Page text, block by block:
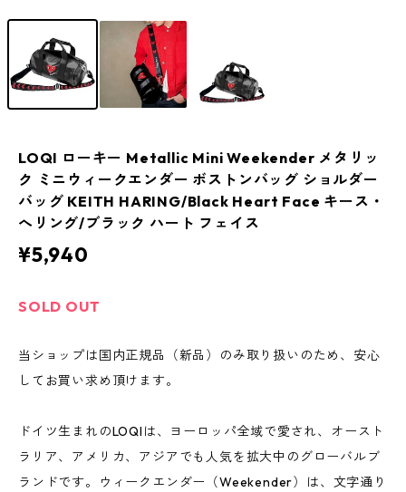
LOQI ローキー Metallic Mini Weekender メタリッ
ク ミニウィークエンダー ボストンバッグ ショルダー
バッグ KEITH HARING/Black Heart Face キース・
へリング/ブラック ハート フェイス
¥5,940
SOLD OUT
当ショップは国内正規品（新品）のみ取り扱いのため、安心
してお買い求め頂けます。
ドイツ生まれのLOQIは、ヨーロッパ全域で愛され、オースト
ラリア、アメリカ、アジアでも人気を拡大中のグローバルブ
ランドです。ウィークエンダー（Weekender）は、文字通り